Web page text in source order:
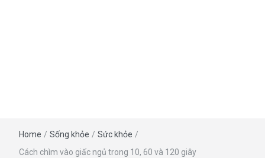
Home / Sống khỏe / Sức khỏe /
Cách chìm vào giấc ngủ trong 10, 60 và 120 giây